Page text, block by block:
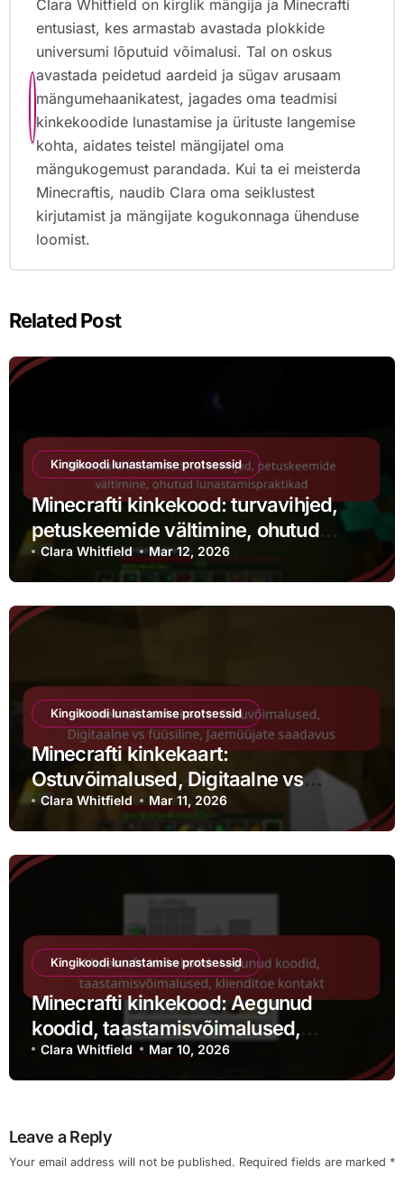
Clara Whitfield on kirglik mängija ja Minecrafti
entusiast, kes armastab avastada plokkide
universumi lõputuid võimalusi. Tal on oskus
avastada peidetud aardeid ja sügav arusaam
mängumehaanikatest, jagades oma teadmisi
kinkekoodide lunastamise ja ürituste langemise
kohta, aidates teistel mängijatel oma
mängukogemust parandada. Kui ta ei meisterda
Minecraftis, naudib Clara oma seiklustest
kirjutamist ja mängijate kogukonnaga ühenduse
loomist.
Related Post
Kingikoodi lunastamise protsessid
Minecrafti kinkekood: turvavihjed,
petuskeemide vältimine, ohutud
lunastamispraktikad
Clara Whitfield Mar 12, 2026
Kingikoodi lunastamise protsessid
Minecrafti kinkekaart:
Ostuvõimalused, Digitaalne vs
füüsiline, Jaemüüjate saadavus
Clara Whitfield Mar 11, 2026
Kingikoodi lunastamise protsessid
Minecrafti kinkekood: Aegunud
koodid, taastamisvõimalused,
klienditoe kontakt
Clara Whitfield Mar 10, 2026
Leave a Reply
Your email address will not be published. Required fields are marked *